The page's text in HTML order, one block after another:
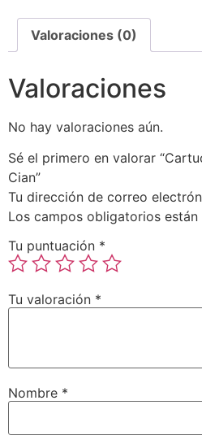
Valoraciones (0)
Valoraciones
No hay valoraciones aún.
Sé el primero en valorar
Cian”
Tu dirección de correo
Los campos obligatorios
Tu puntuación *
Tu valoración *
Nombre *